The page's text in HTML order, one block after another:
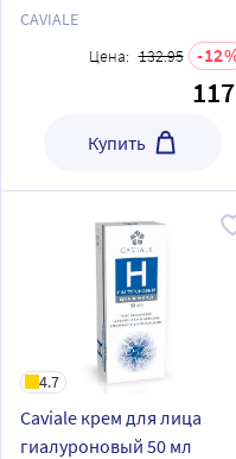
CAVIALE
Цена: 132.95 12
117
Купить
4.7
Caviale крем для лица
гиалуроновый 50 мл